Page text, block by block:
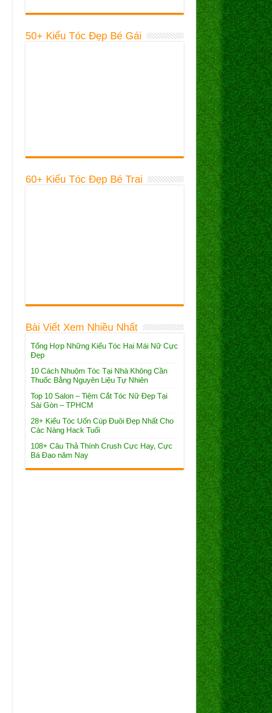
50+ Kiểu Tóc Đẹp Bé Gái
60+ Kiểu Tóc Đẹp Bé Trai
Bài Viết Xem Nhiều Nhất
Tổng Hợp Những Kiểu Tóc Hai Mái Nữ Cực
Đẹp
10 Cách Nhuộm Tóc Tại Nhà Không Cần
Thuốc Bằng Nguyên Liệu Tự Nhiên
Top 10 Salon – Tiệm Cắt Tóc Nữ Đẹp Tại
Sài Gòn – TPHCM
28+ Kiểu Tóc Uốn Cúp Đuôi Đẹp Nhất Cho
Các Nàng Hack Tuổi
108+ Câu Thả Thính Crush Cực Hay, Cực
Bá Đạo năm Nay